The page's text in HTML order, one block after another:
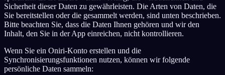
Sicherheit dieser Daten zu gewährleisten. Die Arten von Daten, die
Sie bereitstellen oder die gesammelt werden, sind unten beschrieben.
Bitte beachten Sie, dass die Daten Ihnen gehören und wir den
Inhalt, den Sie in der App einreichen, nicht kontrollieren.
Wenn Sie ein Oniri-Konto erstellen und die
Synchronisierungsfunktionen nutzen, können wir folgende
persönliche Daten sammeln: